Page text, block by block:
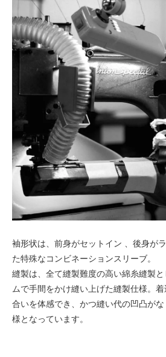
袖形状は、前身がセットイン 、後身が
た特殊なコンビネーションスリーブ。
縫製は、全て縫製難度の高い綿糸縫製
ムで手間をかけ縫い上げた縫製仕様。
合いを体感でき、かつ縫い代の凹凸が
様となっています。